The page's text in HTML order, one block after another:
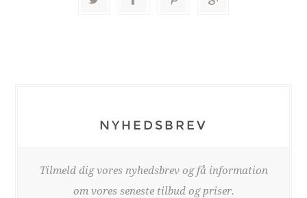
NYHEDSBREV
Tilmeld dig vores nyhedsbrev og få information
om vores seneste tilbud og priser.